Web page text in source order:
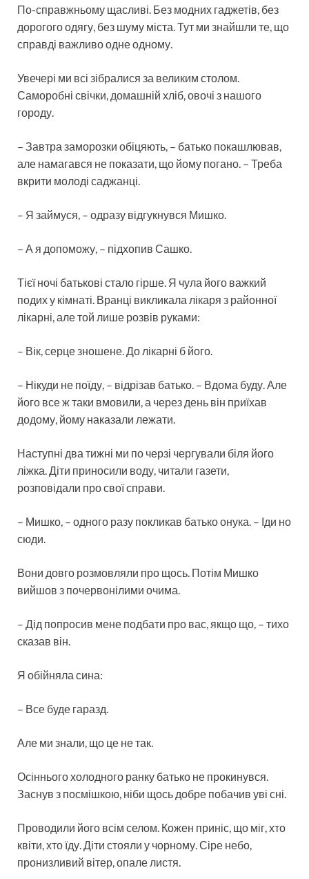
По-справжньому щасливі. Без модних гаджетів, без
дорогого одягу, без шуму міста. Тут ми знайшли те, що
справді важливо одне одному.
Увечері ми всі зібралися за великим столом.
Саморобні свічки, домашній хліб, овочі з нашого
городу.
– Завтра заморозки обіцяють, – батько покашлював,
але намагався не показати, що йому погано. – Треба
вкрити молоді саджанці.
– Я займуся, – одразу відгукнувся Мишко.
– А я допоможу, – підхопив Сашко.
Тієї ночі батькові стало гірше. Я чула його важкий
подих у кімнаті. Вранці викликала лікаря з районної
лікарні, але той лише розвів руками:
– Вік, серце зношене. До лікарні б його.
– Нікуди не поїду, – відрізав батько. – Вдома буду. Але
його все ж таки вмовили, а через день він приїхав
додому, йому наказали лежати.
Наступні два тижні ми по черзі чергували біля його
ліжка. Діти приносили воду, читали газети,
розповідали про свої справи.
– Мишко, – одного разу покликав батько онука. – Іди но
сюди.
Вони довго розмовляли про щось. Потім Мишко
вийшов з почервонілими очима.
– Дід попросив мене подбати про вас, якщо що, – тихо
сказав він.
Я обійняла сина:
– Все буде гаразд.
Але ми знали, що це не так.
Осіннього холодного ранку батько не прокинувся.
Заснув з посмішкою, ніби щось добре побачив уві сні.
Проводили його всім селом. Кожен приніс, що міг, хто
квіти, хто їду. Діти стояли у чорному. Сіре небо,
пронизливий вітер, опале листя.